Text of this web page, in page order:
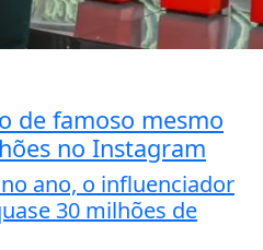
de famoso mesmo
no Instagram
ano, o influenciador
30 milhões de